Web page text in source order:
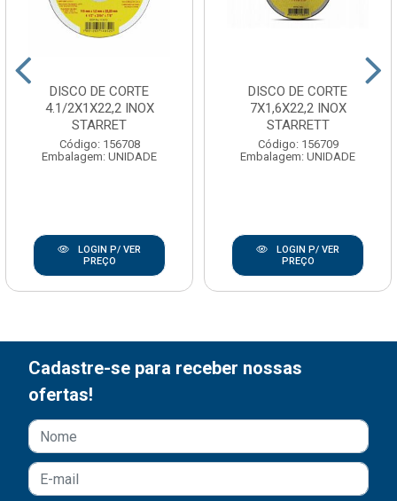
DISCO DE CORTE
4.1/2X1X22,2 INOX
STARRET
Código: 156708
Embalagem: UNIDADE
LOGIN P/ VER
PREÇO
DISCO DE CORTE
7X1,6X22,2 INOX
STARRETT
Código: 156709
Embalagem: UNIDADE
LOGIN P/ VER
PREÇO
Cadastre-se para receber nossas
ofertas!